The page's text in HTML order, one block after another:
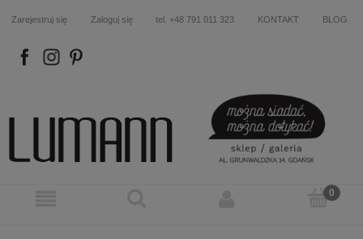
Zarejestruj się Zaloguj się tel. +48 791 011 323 KONTAKT BLOG
FB IN P